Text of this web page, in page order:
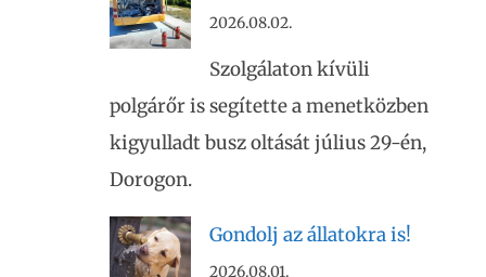
2026.08.02.
Szolgálaton kívüli
polgárőr is segítette a menetközben
kigyulladt busz oltását július 29-én,
Dorogon.
Gondolj az állatokra is!
2026.08.01.